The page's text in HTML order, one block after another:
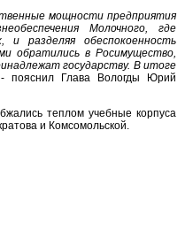
мощности предприятия
Молочного, где
разделяя обеспокоенность
обратились в Росимущество,
государству. В итоге
пояснил Глава Вологды Юрий
теплом учебные корпуса
и Комсомольской.